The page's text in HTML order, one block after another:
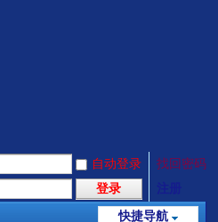
自动登录
找回密码
登录
快捷导航